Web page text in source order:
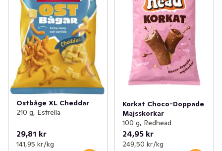
Ostbåge XL Cheddar
210 g, Estrella
29,81 kr
141,95 kr /kg
Korkat Choco-Doppade
Majsskorkar
100 g, Redhead
24,95 kr
249,50 kr /kg